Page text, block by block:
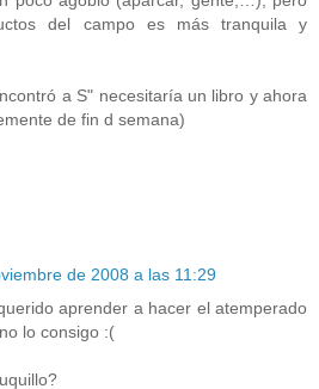
del campo es más tranquila y
a S" necesitaría un libro y ahora
de fin d semana)
de 2008 a las 11:29
aprender a hacer el atemperado
lo consigo :(